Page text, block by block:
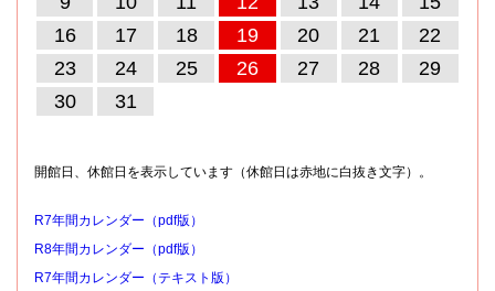
16
17 18 19 20 21
22
23
24 25 26 27 28
29
30
31
開館日、休館日を表示しています（休館日は赤地に白抜き文字）。
R7年間カレンダー（pdf版）
R8年間カレンダー（pdf版）
R7年間カレンダー（テキスト版）